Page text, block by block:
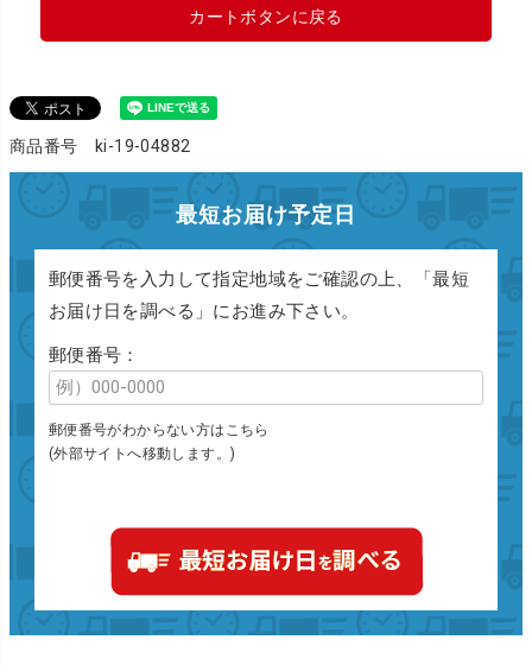
カートボタンに戻る
商品番号 ki-19-04882
最短お届け予定日
郵便番号を入力して指定地域をご確認の上、「最短
お届け日を調べる」にお進み下さい。
郵便番号：
郵便番号がわからない方はこちら
(外部サイトへ移動します。)